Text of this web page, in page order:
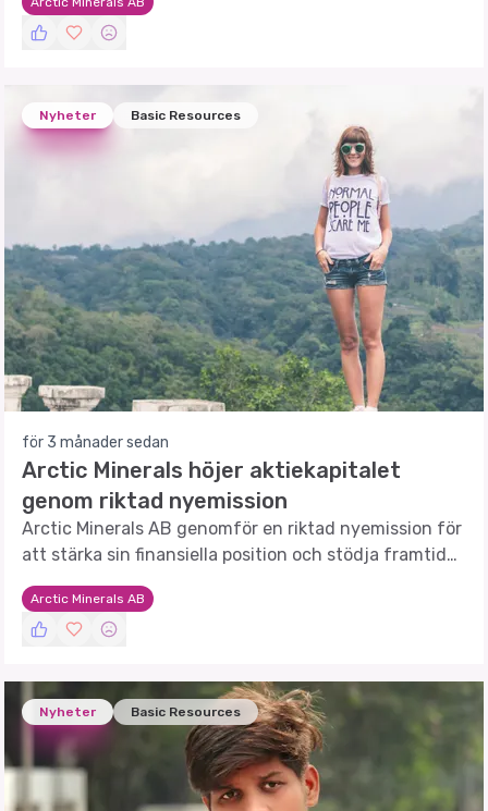
Nyheter Basic Resources
för 3 månader sedan
Arctic Minerals höjer aktiekapitalet
genom riktad nyemission
Arctic Minerals AB genomför en riktad nyemission för
att stärka sin finansiella position och stödja framtida
tillväxt.
Arctic Minerals AB
Nyheter Basic Resources